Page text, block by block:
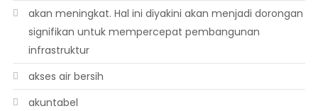
akan meningkat. Hal ini diyakini akan menjadi dorongan
signifikan untuk mempercepat pembangunan
infrastruktur
akses air bersih
akuntabel